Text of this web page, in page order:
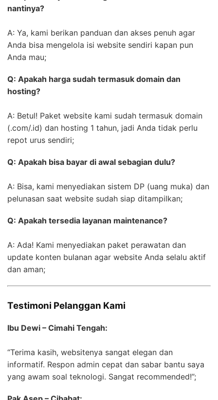
nantinya?
A: Ya, kami berikan panduan dan akses penuh agar
Anda bisa mengelola isi website sendiri kapan pun
Anda mau;
Q: Apakah harga sudah termasuk domain dan
hosting?
A: Betul! Paket website kami sudah termasuk domain
(.com/.id) dan hosting 1 tahun, jadi Anda tidak perlu
repot urus sendiri;
Q: Apakah bisa bayar di awal sebagian dulu?
A: Bisa, kami menyediakan sistem DP (uang muka) dan
pelunasan saat website sudah siap ditampilkan;
Q: Apakah tersedia layanan maintenance?
A: Ada! Kami menyediakan paket perawatan dan
update konten bulanan agar website Anda selalu aktif
dan aman;
Testimoni Pelanggan Kami
Ibu Dewi – Cimahi Tengah:
“Terima kasih, websitenya sangat elegan dan
informatif. Respon admin cepat dan sabar bantu saya
yang awam soal teknologi. Sangat recommended!”;